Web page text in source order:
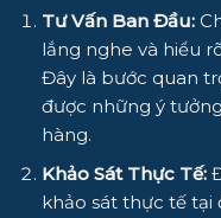
Tư Vấn Ban Đầu:
lắng nghe và hiểu
Đây là bước quan
được những ý
hàng.
Khảo Sát Thực Tế:
khảo sát thực tế